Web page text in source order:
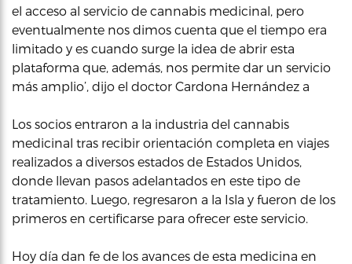
el acceso al servicio de cannabis medicinal, pero
eventualmente nos dimos cuenta que el tiempo era
limitado y es cuando surge la idea de abrir esta
plataforma que, además, nos permite dar un servicio
más amplio’, dijo el doctor Cardona Hernández a
Los socios entraron a la industria del cannabis
medicinal tras recibir orientación completa en viajes
realizados a diversos estados de Estados Unidos,
donde llevan pasos adelantados en este tipo de
tratamiento. Luego, regresaron a la Isla y fueron de los
primeros en certificarse para ofrecer este servicio.
Hoy día dan fe de los avances de esta medicina en